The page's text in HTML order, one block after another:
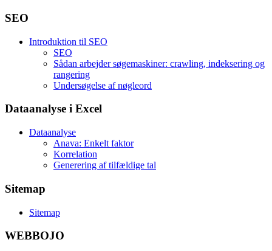
SEO
Introduktion til SEO
SEO
Sådan arbejder søgemaskiner: crawling, indeksering og
rangering
Undersøgelse af nøgleord
Dataanalyse i Excel
Dataanalyse
Anava: Enkelt faktor
Korrelation
Generering af tilfældige tal
Sitemap
Sitemap
WEBBOJO